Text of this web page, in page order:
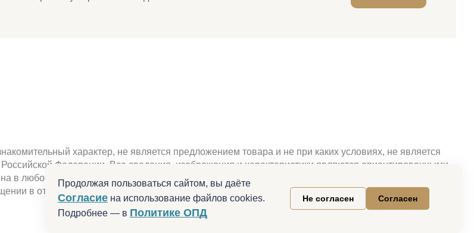
Продолжая пользоваться сайтом, вы даёте
Согласие на использование файлов cookies.
Подробнее — в Политике ОПД
Не согласен Согласен
характер, не является предложением товара и не при каких условиях, не является
Федерации. Все сведения, изображения и характеристики являются ориентировочными.
любое время. Наличие , характеристики, свойства и актуальную цену необходимо уточнять при
в отдел продаж или по телефону. Не реклама.
Разработано в